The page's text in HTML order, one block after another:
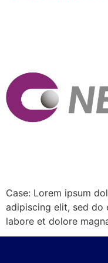
Case: Lorem ipsum
adipiscing elit, sed do
labore et dolore